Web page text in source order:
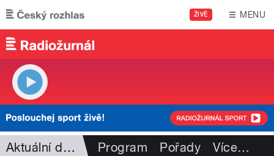
Přejít k hlavnímu obsahu
ŽIVĚ MENU
Aktuální dění Program Pořady Více…